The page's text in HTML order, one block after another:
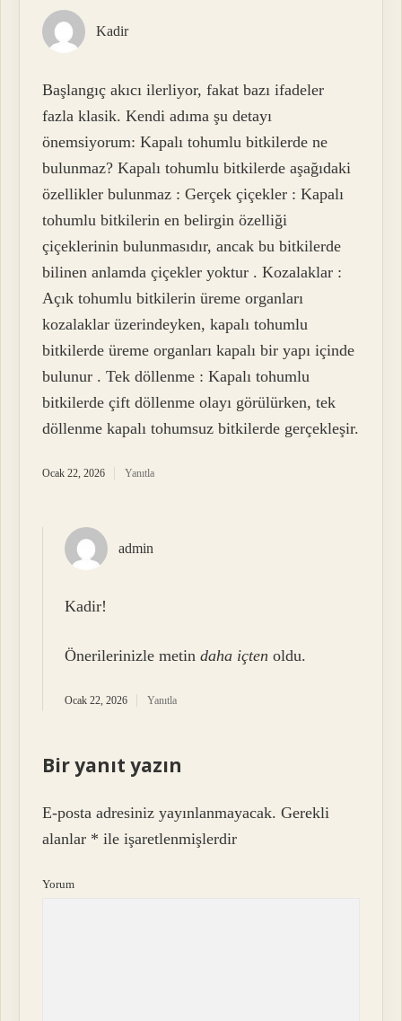
Kadir
Başlangıç akıcı ilerliyor, fakat bazı ifadeler
fazla klasik. Kendi adıma şu detayı
önemsiyorum: Kapalı tohumlu bitkilerde ne
bulunmaz? Kapalı tohumlu bitkilerde aşağıdaki
özellikler bulunmaz : Gerçek çiçekler : Kapalı
tohumlu bitkilerin en belirgin özelliği
çiçeklerinin bulunmasıdır, ancak bu bitkilerde
bilinen anlamda çiçekler yoktur . Kozalaklar :
Açık tohumlu bitkilerin üreme organları
kozalaklar üzerindeyken, kapalı tohumlu
bitkilerde üreme organları kapalı bir yapı içinde
bulunur . Tek döllenme : Kapalı tohumlu
bitkilerde çift döllenme olayı görülürken, tek
döllenme kapalı tohumsuz bitkilerde gerçekleşir.
Ocak 22, 2026 Yanıtla
admin
Kadir!
Önerilerinizle metindaha içten oldu.
Ocak 22, 2026 Yanıtla
Bir yanıt yazın
E-posta adresiniz yayınlanmayacak. Gerekli
alanlar * ile işaretlenmişlerdir
Yorum